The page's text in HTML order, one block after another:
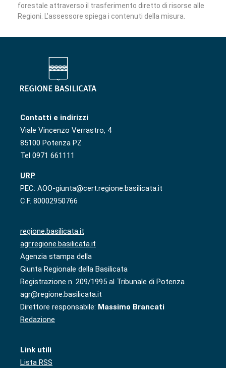
forestale attraverso il trasferimento diretto di risorse alle
Regioni. L’assessore spiega i contenuti della misura.
Contatti e indirizzi
Viale Vincenzo Verrastro, 4
85100 Potenza PZ
Tel 0971 661111
URP
PEC: AOO-giunta@cert.regione.basilicata.it
C.F. 80002950766
regione.basilicata.it
agr.regione.basilicata.it
Agenzia stampa della
Giunta Regionale della Basilicata
Registrazione n. 209/1995 al Tribunale di Potenza
agr@regione.basilicata.it
Direttore responsabile: Massimo Brancati
Redazione
Link utili
Lista RSS